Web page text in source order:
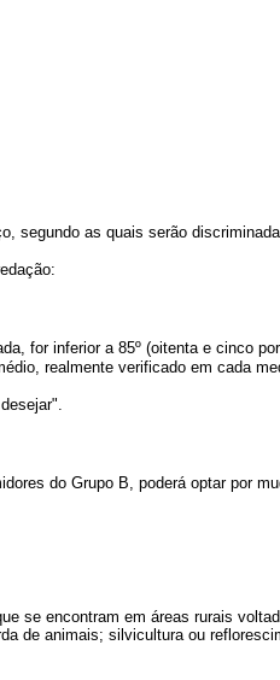
segundo as quais serão
for inferior a 85º (oitenta e cinco
realmente verificado em cada
do Grupo B, poderá optar por
se encontram em áreas rurais
de animais; silvicultura ou